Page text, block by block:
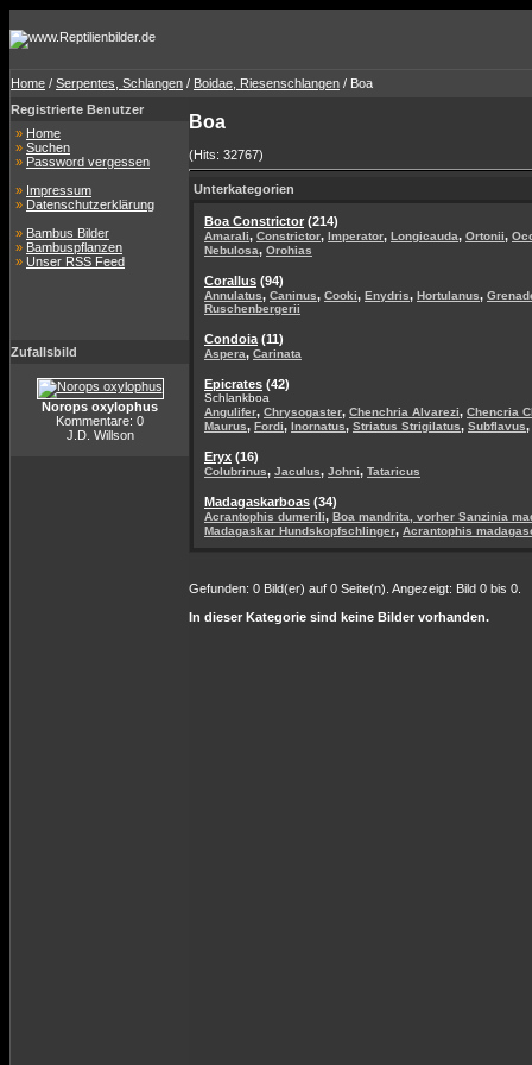
Home / Serpentes, Schlangen / Boidae, Riesenschlangen / Boa
Registrierte Benutzer
» Home
» Suchen
» Password vergessen
» Impressum
» Datenschutzerklärung
» Bambus Bilder
» Bambuspflanzen
» Unser RSS Feed
Zufallsbild
Norops oxylophus
Kommentare: 0
J.D. Willson
Boa
(Hits: 32767)
Unterkategorien
Boa Constrictor (214)
Amarali, Constrictor, Imperator, Longicauda, Ortonii,
Nebulosa, Orohias
Corallus (94)
Annulatus, Caninus, Cooki, Enydris, Hortulanus,
Ruschenbergerii
Condoia (11)
Aspera, Carinata
Epicrates (42)
Schlankboa
Angulifer, Chrysogaster, Chenchria Alvarezi, Chencria
Maurus, Fordi, Inornatus, Striatus Strigilatus, Subflavus,
Eryx (16)
Colubrinus, Jaculus, Johni, Tataricus
Madagaskarboas (34)
Acrantophis dumerili, Boa mandrita, vorher Sanzinia
Madagaskar Hundskopfschlinger, Acrantophis
Gefunden: 0 Bild(er) auf 0 Seite(n). Angezeigt: Bild 0 bis 0.
In dieser Kategorie sind keine Bilder vorhanden.